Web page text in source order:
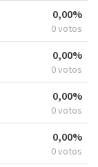
0,00%
0 votos
0,00%
0 votos
0,00%
0 votos
0,00%
0 votos